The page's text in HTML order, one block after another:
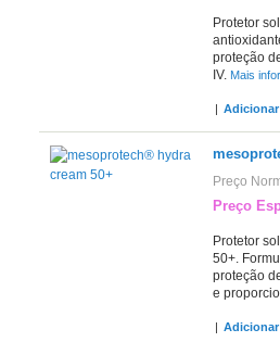
Protetor
proteção
IV. Mais
| Adicionar
Preço
Preço
Protetor
50+.
proteção
e
| Adicionar